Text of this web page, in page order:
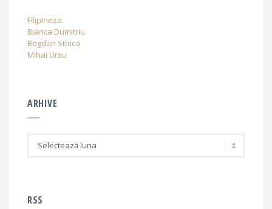
Filipineza
Bianca Dumitriu
Bogdan Stoica
Mihai Ursu
ARHIVE
RSS